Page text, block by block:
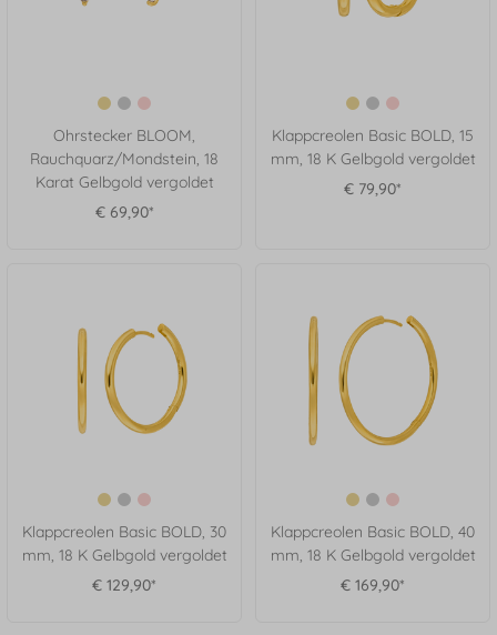
Ohrstecker BLOOM,
Rauchquarz/Mondstein, 18
Karat Gelbgold vergoldet
€ 69,90*
Klappcreolen Basic BOLD, 15
mm, 18 K Gelbgold vergoldet
€ 79,90*
Klappcreolen Basic BOLD, 30
mm, 18 K Gelbgold vergoldet
€ 129,90*
Klappcreolen Basic BOLD, 40
mm, 18 K Gelbgold vergoldet
€ 169,90*